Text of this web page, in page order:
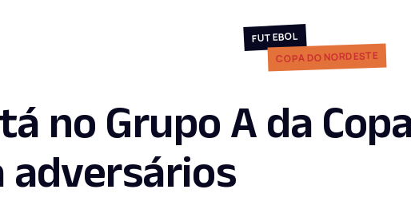
FUTEBOL
COPA DO NORDESTE
no Grupo A da
adversários